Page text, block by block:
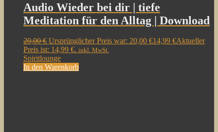
Audio Wieder bei dir | tiefe
Meditation für den Alltag | Download
20,00€ Ursprünglicher Preis war: 20,00 €14,99 €Aktueller
Preis ist: 14,99 €. inkl. MwSt.
Spiritlounge
In den Warenkorb